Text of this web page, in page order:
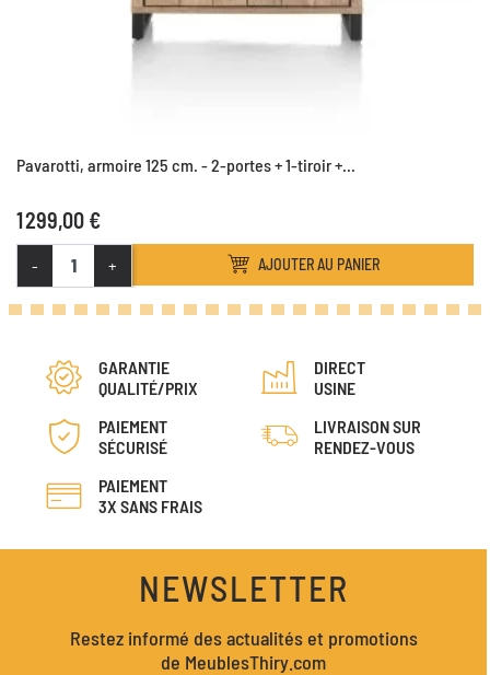
Pavarotti, armoire 125 cm. - 2-portes + 1-tiroir +...
1 299,00 €
- + AJOUTER AU PANIER
GARANTIE
QUALITÉ/PRIX
DIRECT
USINE
PAIEMENT
SÉCURISÉ
LIVRAISON SUR
RENDEZ-VOUS
PAIEMENT
3X SANS FRAIS
NEWSLETTER
Restez informé des actualités et promotions
de MeublesThiry.com